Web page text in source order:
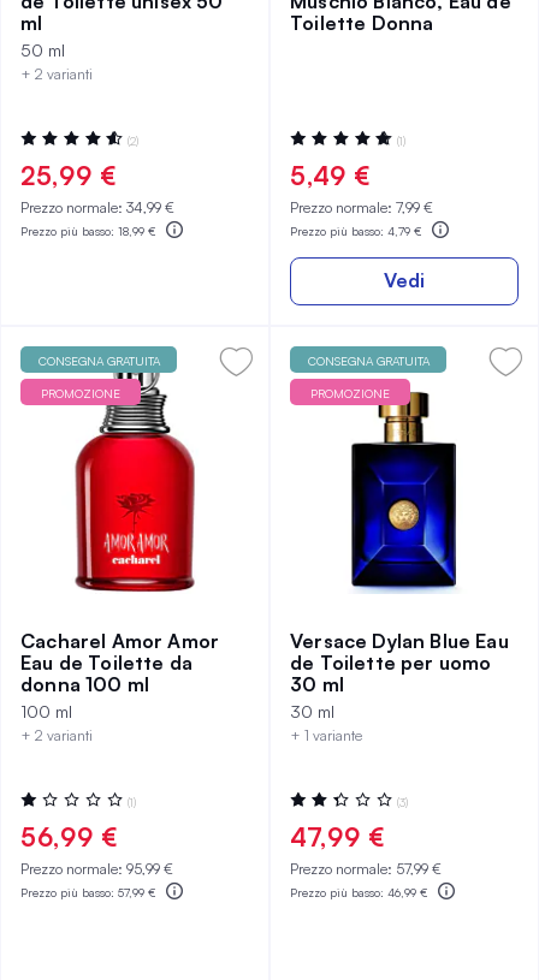
ml
50 ml
+ 2 varianti
Valutazione:
93%
(2)
25,99 €
Prezzo normale: 34,99 €
Prezzo più basso: 18,99 €
Toilette Donna
Valutazione:
100%
(1)
5,49 €
Prezzo normale: 7,99 €
Prezzo più basso: 4,79 €
Vedi
CONSEGNA GRATUITA
PROMOZIONE
Cacharel Amor Amor
Eau de Toilette da
donna 100 ml
100 ml
+ 2 varianti
Valutazione:
20%
(1)
56,99 €
Prezzo normale: 95,99 €
Prezzo più basso: 57,99 €
CONSEGNA GRATUITA
PROMOZIONE
Versace Dylan Blue Eau
de Toilette per uomo
30 ml
30 ml
+ 1 variante
Valutazione:
47%
(3)
47,99 €
Prezzo normale: 57,99 €
Prezzo più basso: 46,99 €